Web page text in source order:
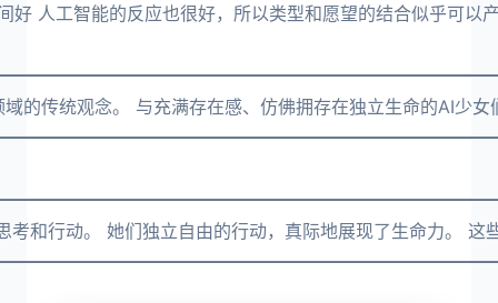
好 人工智能的反应也很好，所以类型和愿望的结合似乎可
的传统观念。 与充满存在感、仿佛拥存在独立生命的AI少
◆
行动。 她们独立自由的行动，真际地展现了生命力。 这